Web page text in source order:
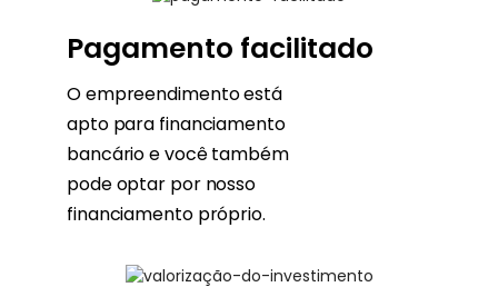
Pagamento facilitado
O empreendimento está
apto para financiamento
bancário e você também
pode optar por nosso
financiamento próprio.